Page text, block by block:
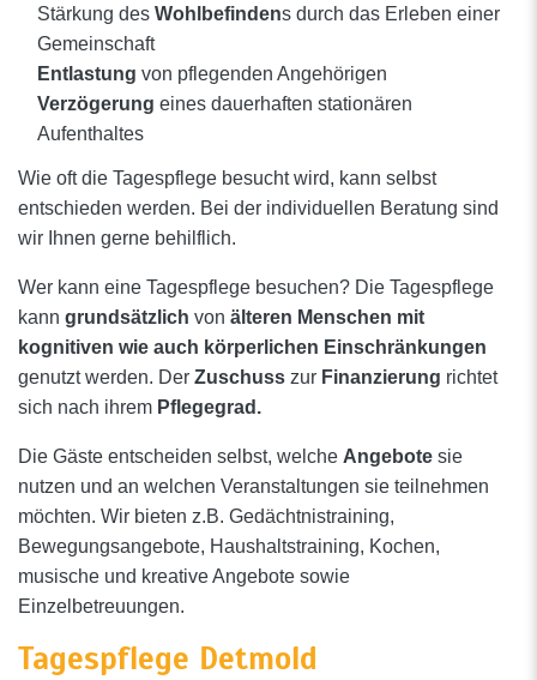
Stärkung des Wohlbefindens durch das Erleben einer
Gemeinschaft
Entlastung von pflegenden Angehörigen
Verzögerung eines dauerhaften stationären
Aufenthaltes
Wie oft die Tagespflege besucht wird, kann selbst
entschieden werden. Bei der individuellen Beratung sind
wir Ihnen gerne behilflich.
Wer kann eine Tagespflege besuchen? Die Tagespflege
kann grundsätzlich von älteren Menschen mit
kognitiven wie auch körperlichen Einschränkungen
genutzt werden. Der Zuschuss zur Finanzierung richtet
sich nach ihrem Pflegegrad.
Die Gäste entscheiden selbst, welche Angebote sie
nutzen und an welchen Veranstaltungen sie teilnehmen
möchten. Wir bieten z.B. Gedächtnistraining,
Bewegungsangebote, Haushaltstraining, Kochen,
musische und kreative Angebote sowie
Einzelbetreuungen.
Tagespflege Detmold